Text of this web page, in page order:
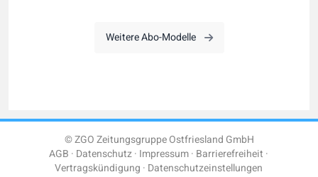
Weitere Abo-Modelle
© ZGO Zeitungsgruppe Ostfriesland GmbH
AGB Datenschutz Impressum Barrierefreiheit
Vertragskündigung Datenschutzeinstellungen